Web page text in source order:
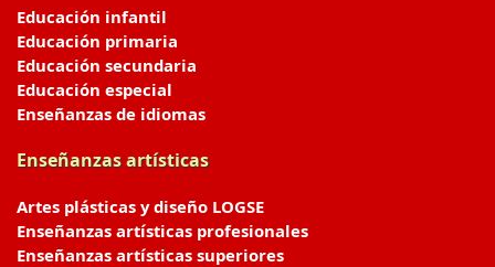
Educación infantil
Educación primaria
Educación secundaria
Educación especial
Enseñanzas de idiomas
Enseñanzas artísticas
Artes plásticas y diseño LOGSE
Enseñanzas artísticas profesionales
Enseñanzas artísticas superiores